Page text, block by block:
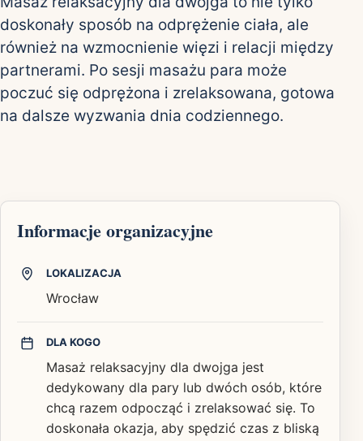
doskonały sposób na odprężenie ciała, ale
również na wzmocnienie więzi i relacji między
partnerami. Po sesji masażu para może
poczuć się odprężona i zrelaksowana, gotowa
na dalsze wyzwania dnia codziennego.
Informacje organizacyjne
LOKALIZACJA
Wrocław
DLA KOGO
Masaż relaksacyjny dla dwojga jest
dedykowany dla pary lub dwóch osób, które
chcą razem odpocząć i zrelaksować się. To
doskonała okazja, aby spędzić czas z bliską